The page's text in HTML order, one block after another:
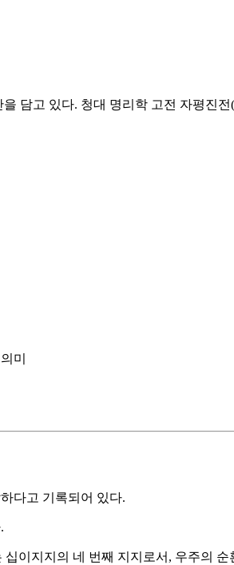
담고 있다. 청대 명리학 고전 자평진
미
다고 기록되어 있다.
이지지의 네 번째 지지로서, 우주의